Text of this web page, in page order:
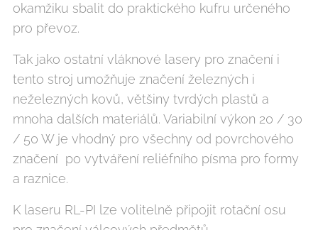
okamžiku sbalit do praktického kufru určeného
pro převoz.
Tak jako ostatní vláknové lasery pro značení i
tento stroj umožňuje značení železných i
neželezných kovů, většiny tvrdých plastů a
mnoha dalších materiálů. Variabilní výkon 20 / 30
/ 50 W je vhodný pro všechny od povrchového
značení po vytváření reliéfního písma pro formy
a raznice.
K laseru RL-PI lze volitelně připojit rotační osu